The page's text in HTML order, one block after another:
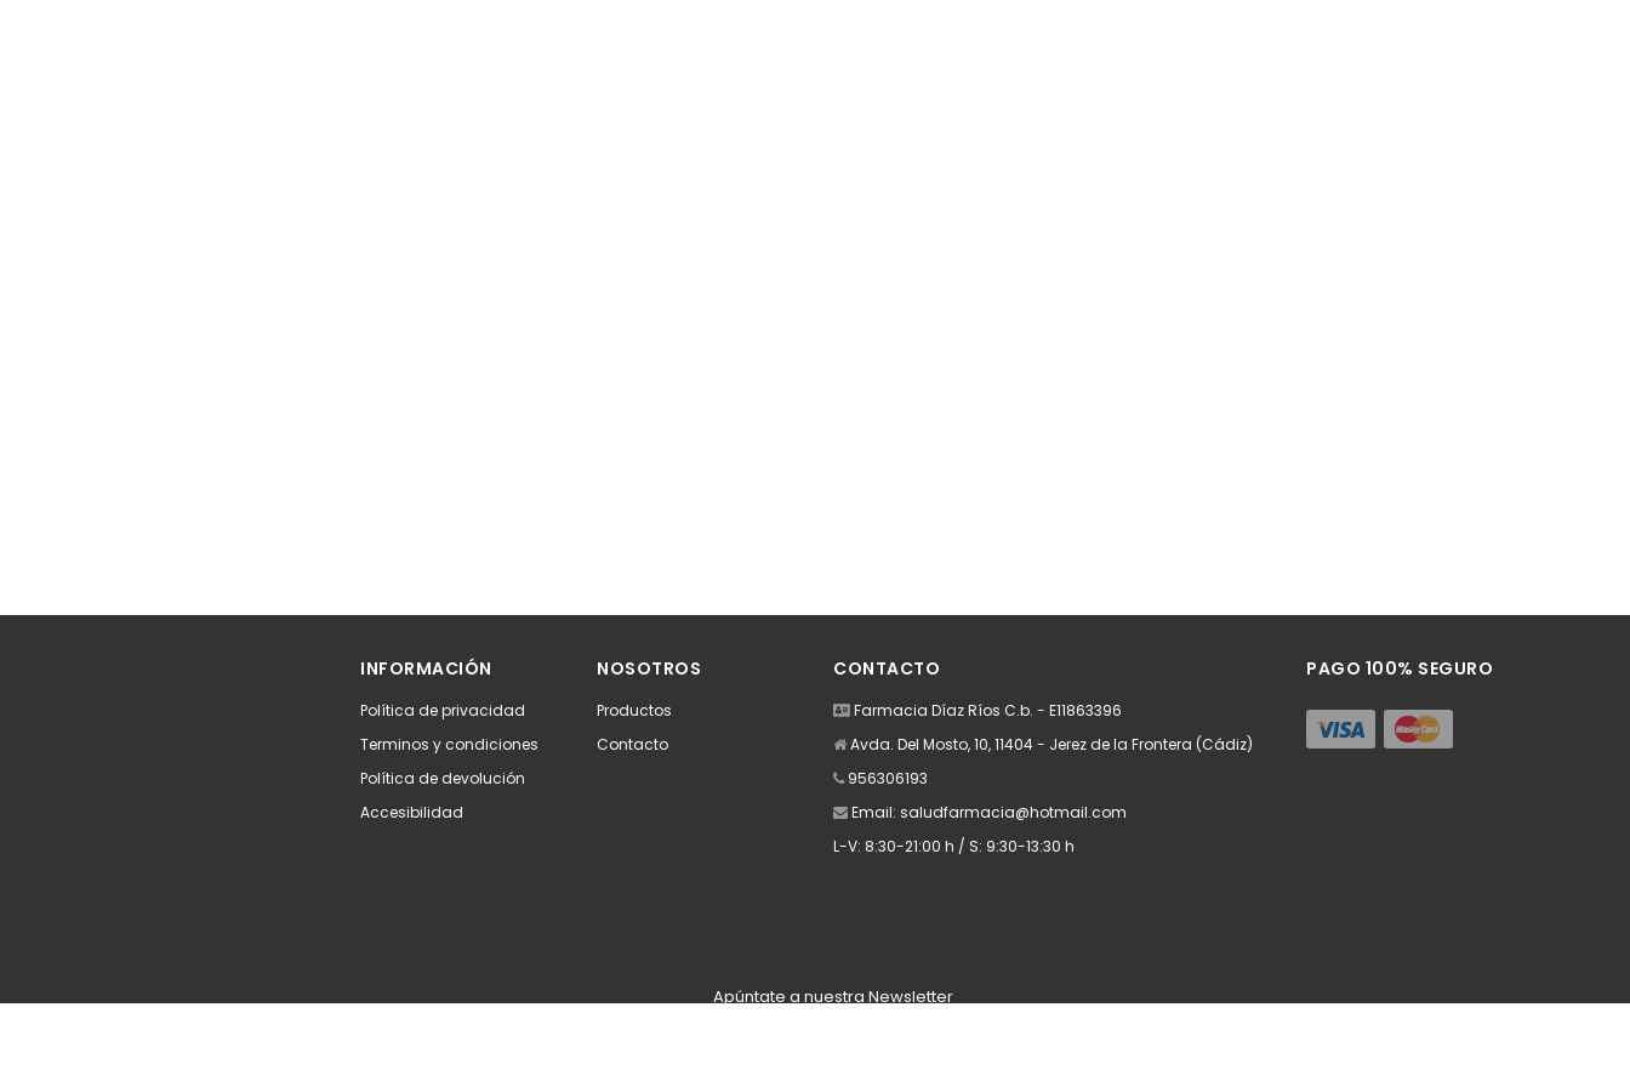
INFORMACIÓN
Política de privacidad
Terminos y condiciones
Política de devolución
Accesibilidad
NOSOTROS
Productos
Contacto
CONTACTO
Farmacia Díaz Ríos C.b. - E11863396
Avda. Del Mosto, 10, 11404 - Jerez de la Frontera (Cádiz)
956306193
Email: saludfarmacia@hotmail.com
L-V: 8:30-21:00 h / S: 9:30-13:30 h
PAGO 100% SEGURO
Apúntate a nuestra Newsletter